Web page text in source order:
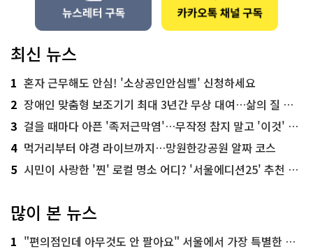
최신 뉴스
1 혼자 근무해도 안심! '소상공인안심벨' 신청하세요
2 장애인 맞춤형 보조기기 최대 3년간 무상 대여…삶의 질 높인다
3 걸을 때마다 아픈 '족저근막염'…무작정 참지 말고 '이것' 해보세요!
4 먹거리부터 야경 라이브까지…망원한강공원 알짜 코스
5 시민이 사랑한 '찐' 로컬 명소 어디? '서울에디션25' 추천 코스
많이 본 뉴스
1 "편의점인데 아무것도 안 팔아요" 서울에서 가장 특별한 편의점의 정체